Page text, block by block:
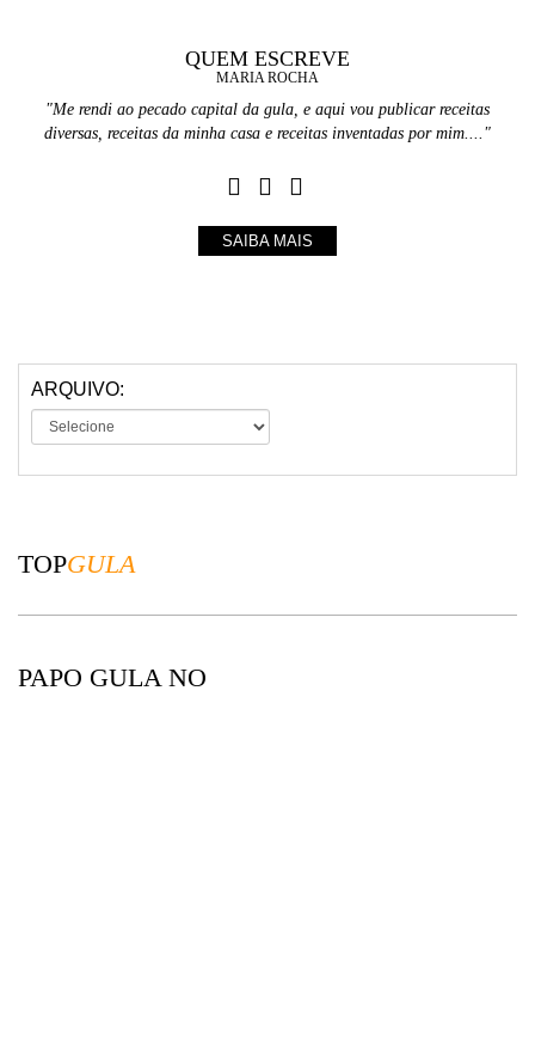
QUEM ESCREVE
MARIA ROCHA
"Me rendi ao pecado capital da gula, e aqui vou publicar receitas
diversas, receitas da minha casa e receitas inventadas por mim...."
SAIBA MAIS
ARQUIVO:
TOPGULA
PAPO GULA NO